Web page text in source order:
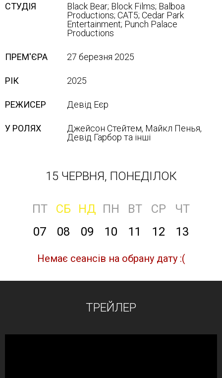
СТУДІЯ
Black Bear; Block Films; Balboa
Productions; CAT5; Cedar Park
Entertainment; Punch Palace
Productions
ПРЕМ'ЄРА 27 березня 2025
РІК 2025
РЕЖИСЕР Девід Еєр
У РОЛЯХ
Джейсон Стейтем, Майкл Пенья,
Девід Гарбор та інші
15 ЧЕРВНЯ, ПОНЕДІЛОК
ПТ СБ НД ПН ВТ СР
ЧТ
07
08 09 10 11 12 13
Немає сеансів на обрану дату :(
ТРЕЙЛЕР